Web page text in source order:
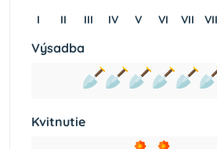
I II III IV V VI VII
Výsadba
Kvitnutie